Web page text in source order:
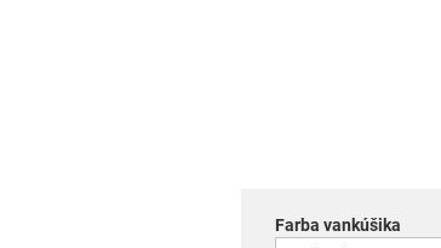
Farba vankúšika